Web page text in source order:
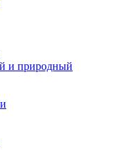
и природный